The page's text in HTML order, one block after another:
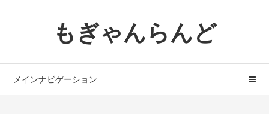
ョ
へ
もぎゃんらんど
メインナビゲーション